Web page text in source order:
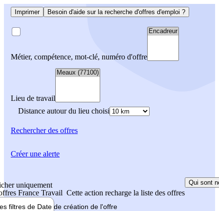
Imprimer Besoin d'aide sur la recherche d'offres d'emploi ?
Métier, compétence, mot-clé, numéro d'offre
Lieu de travail
Distance autour du lieu choisi
Rechercherdes offres
uniquement
France Travail Cette action recharge la liste des offres
Qui sont
filtres de Date de création de l'offre
Créer une alerte